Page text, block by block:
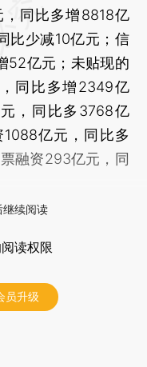
同比多增8818亿
比少减10亿元；信
52亿元；未贴现的
同比多增2349亿
，同比多3768亿
亿元，同比多
融资293亿元，同
继续阅读
读权限
员升级